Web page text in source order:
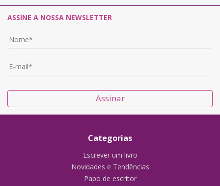
ASSINE A NOSSA NEWSLETTER
Assinar
Categorias
Escrever um livro
Novidades e Tendências
Papo de escritor